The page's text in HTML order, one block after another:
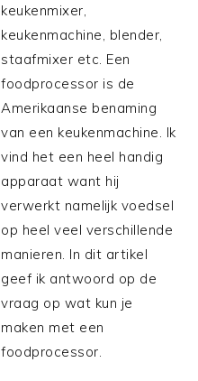
keukenmixer,
keukenmachine, blender,
staafmixer etc. Een
foodprocessor is de
Amerikaanse benaming
van een keukenmachine. Ik
vind het een heel handig
apparaat want hij
verwerkt namelijk voedsel
op heel veel verschillende
manieren. In dit artikel
geef ik antwoord op de
vraag op wat kun je
maken met een
foodprocessor.